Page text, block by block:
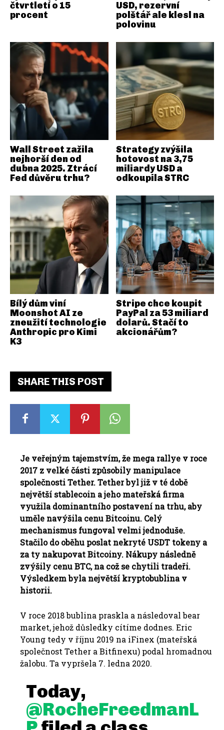
SHARE THIS POST
Je veřejným tajemstvím, že mega rallye v roce
2017 z velké části způsobily manipulace
společnosti Tether. Tether byl již v té době
největší stablecoin a jeho mateřská firma
využila dominantního postavení na trhu, aby
uměle navýšila cenu Bitcoinu. Celý
mechanismus fungoval velmi jednoduše.
Stačilo do oběhu poslat nekryté USDT tokeny a
za ty nakupovat Bitcoiny. Nákupy následně
zvýšily cenu BTC, na což se chytili tradeři.
Výsledkem byla největší kryptobublina v
historii.
V roce 2018 bublina praskla a následoval bear
market, jehož důsledky cítíme dodnes. Eric
Young tedy v říjnu 2019 na iFinex (mateřská
společnost Tether a Bitfinexu) podal hromadnou
žalobu. Ta vypršela 7. ledna 2020.
Today,
@RocheFreedmanL
čtvrtletí o 15
procent
USD, rezervní
polštář ale klesl na
polovinu
Wall Street zažila
nejhorší den od
dubna 2025. Ztrácí
Fed důvěru trhu?
Strategy zvýšila
hotovost na 3,75
miliardy USD a
odkoupila STRC
Bílý dům viní
Moonshot AI ze
zneužití technologie
Anthropic pro Kimi
K3
Stripe chce koupit
PayPal za 53 miliard
dolarů. Stačí to
akcionářům?